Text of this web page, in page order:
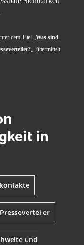
dem Titel „ Was sind
„, übermittelt
in
Presseverteiler
und